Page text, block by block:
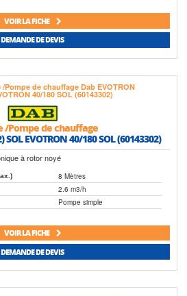
VOIR LA FICHE
DEMANDE DE DEVIS
/Pompe de chauffage
EVOTRON 40/180 SOL (60143302)
à rotor noyé
8 Mètres
2.6 m3/h
Pompe simple
VOIR LA FICHE
DEMANDE DE DEVIS